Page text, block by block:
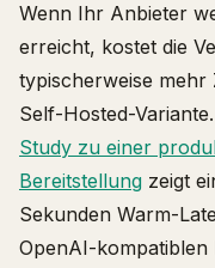
Wenn Ihr Anbieter
erreicht, kostet die
typischerweise mehr
Self-Hosted-
Study zu einer
Bereitstellung zeigt
Sekunden Warm-
OpenAI-